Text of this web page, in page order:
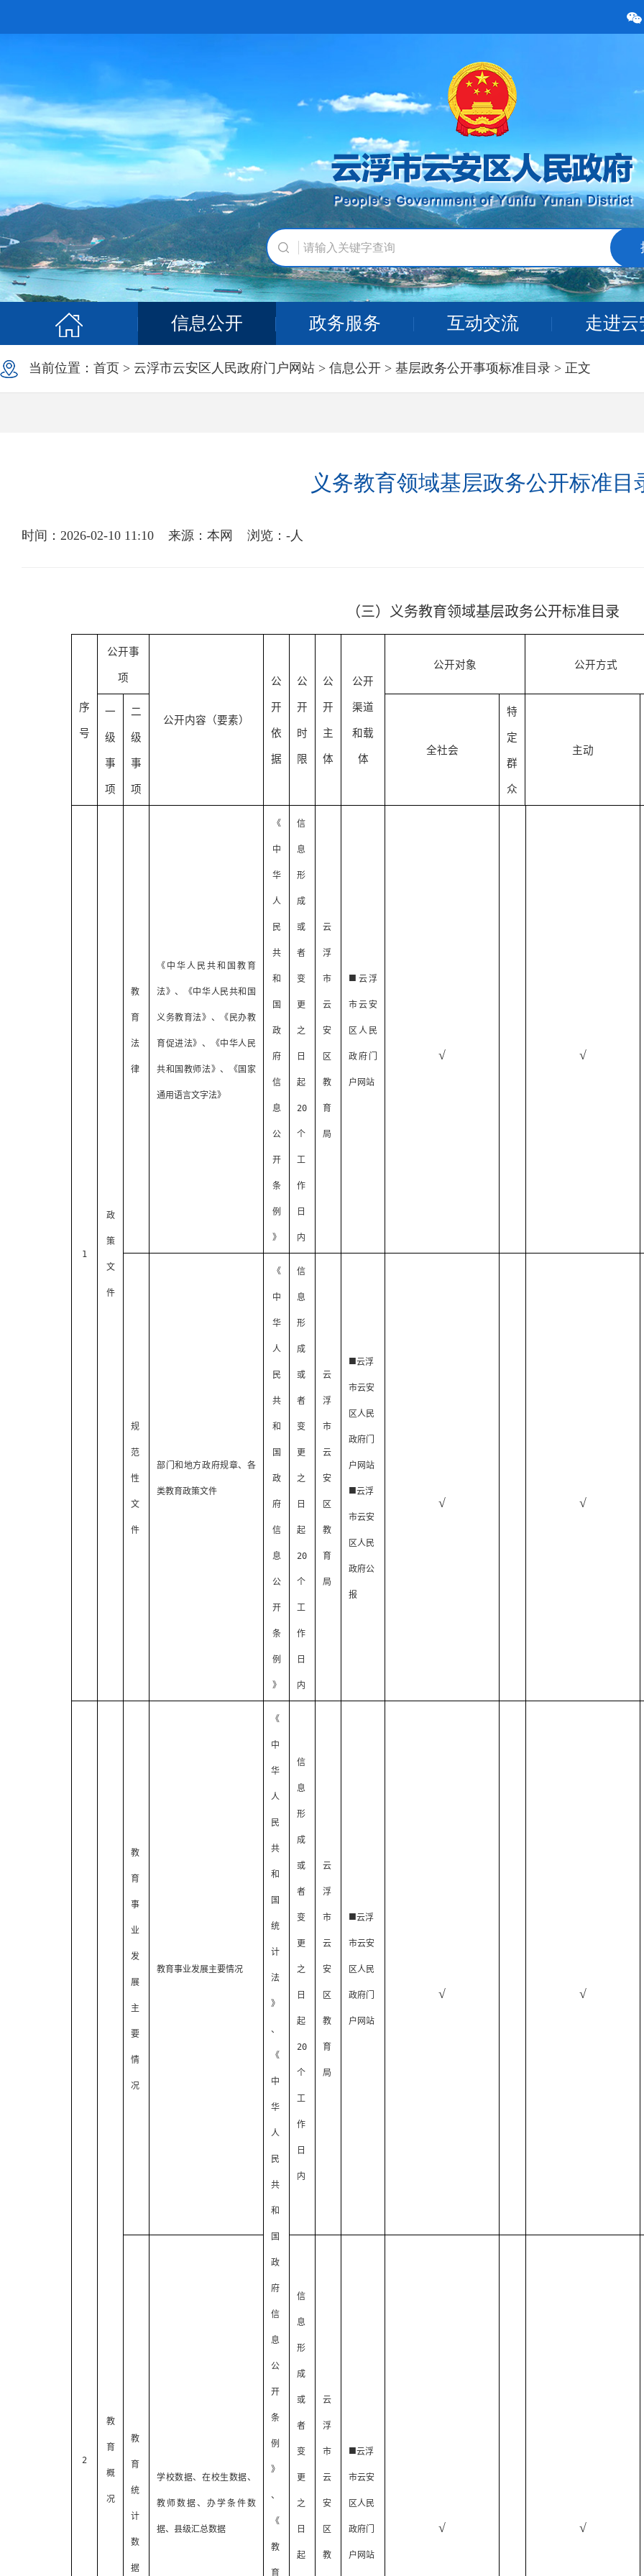
信息公开 政务服务 互动交流 走进云
当前位置： 首页 > 云浮市云安区人民政府门户网站 > 信息公开 > 基层政务公开事项标准目录 > 正文
义务教育领域基层政务公开标准目
时间：2026-02-10 11:10 来源：本网 浏览： -人
（三）义务教育领域基层政务公开标准目录
序
号
公开事
项
公开内容（要素）
公
开
依
据
公
开
时
限
公
开
主
体
公开
渠道
和载
体
公开对象 公开方式
一
级
事
项
二
级
事
项
全社会
特
定
群
众
主动
1
政
策
文
件
教
育
法
律
《中华人民共和国教育
法》、《中华人民共和国
义务教育法》、《民办教
育促进法》、《中华人民
共和国教师法》、《国家
通用语言文字法》
《
中
华
人
民
共
和
国
政
府
信
息
公
开
条
例
》
信
息
形
成
或
者
变
更
之
日
起
20
个
工
作
日
内
云
浮
市
云
安
区
教
育
局
■ 云浮
市云安
区人民
政府门
户网站
√ √
规
范
性
文
件
部门和地方政府规章、各
类教育政策文件
《
中
华
人
民
共
和
国
政
府
信
息
公
开
条
例
》
信
息
形
成
或
者
变
更
之
日
起
20
个
工
作
日
内
云
浮
市
云
安
区
教
育
局
■云浮
市云安
区人民
政府门
户网站
■云浮
市云安
区人民
政府公
报
√ √
2
教
育
概
况
教
育
事
业
发
展
主
要
情
况
教育事业发展主要情况
《
中
华
人
民
共
和
国
统
计
法
》
、
《
中
华
人
民
共
和
国
政
府
信
息
公
开
条
例
》
、
《
教
育
信
息
形
成
或
者
变
更
之
日
起
20
个
工
作
日
内
云
浮
市
云
安
区
教
育
局
■云浮
市云安
区人民
政府门
户网站
√ √
教
育
统
计
数
据
学校数据、在校生数据、
教师数据、办学条件数
据、县级汇总数据
信
息
形
成
或
者
变
更
之
日
起
云
浮
市
云
安
区
教
■云浮
市云安
区人民
政府门
户网站
√ √